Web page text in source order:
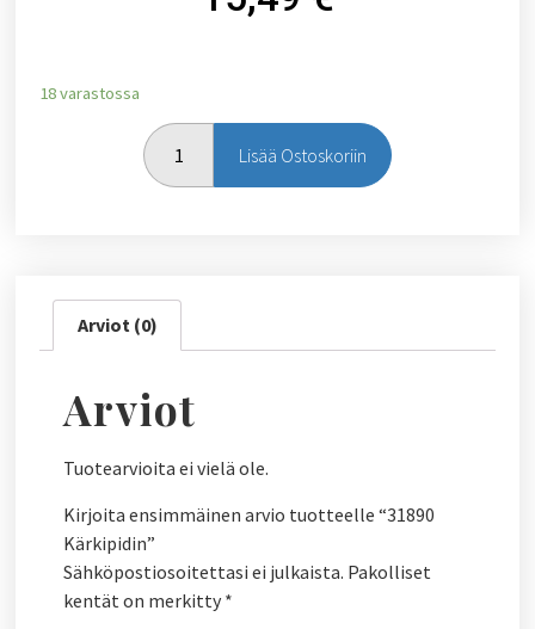
18 varastossa
Lisää Ostoskoriin
Arviot (0)
Arviot
Tuotearvioita ei vielä ole.
Kirjoita ensimmäinen arvio tuotteelle “31890
Kärkipidin”
Sähköpostiosoitettasi ei julkaista. Pakolliset
kentät on merkitty *